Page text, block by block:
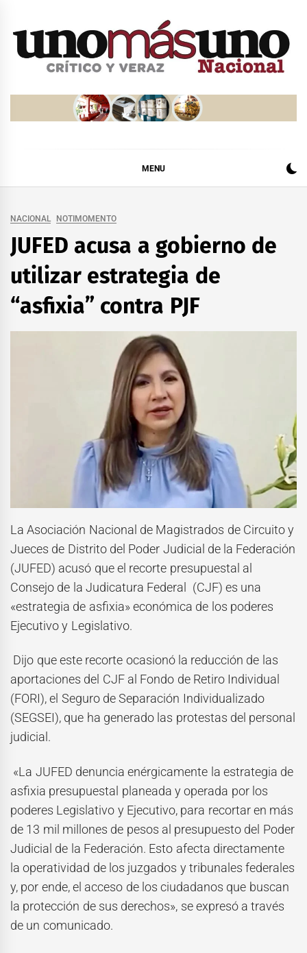
MENU
NACIONAL NOTIMOMENTO
JUFED acusa a gobierno de
utilizar estrategia de
“asfixia” contra PJF
La Asociación Nacional de Magistrados de Circuito y
Jueces de Distrito del Poder Judicial de la Federación
(JUFED) acusó que el recorte presupuestal al
Consejo de la Judicatura Federal (CJF) es una
«estrategia de asfixia» económica de los poderes
Ejecutivo y Legislativo.
Dijo que este recorte ocasionó la reducción de las
aportaciones del CJF al Fondo de Retiro Individual
(FORI), el Seguro de Separación Individualizado
(SEGSEI), que ha generado las protestas del personal
judicial.
«La JUFED denuncia enérgicamente la estrategia de
asfixia presupuestal planeada y operada por los
poderes Legislativo y Ejecutivo, para recortar en más
de 13 mil millones de pesos al presupuesto del Poder
Judicial de la Federación. Esto afecta directamente
la operatividad de los juzgados y tribunales federales
y, por ende, el acceso de los ciudadanos que buscan
la protección de sus derechos», se expresó a través
de un comunicado.